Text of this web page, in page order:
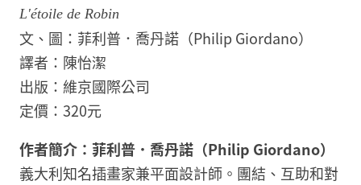
L'étoile de Robin
文、圖：菲利普．喬丹諾（Philip Giordano）
譯者：陳怡潔
出版：維京國際公司
定價：320元
作者簡介： 菲利普．喬丹諾（Philip Giordano）
義大利知名插畫家兼平面設計師。團結、互助和對